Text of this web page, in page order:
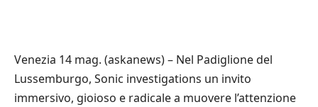
Venezia 14 mag. (askanews) – Nel Padiglione del
Lussemburgo, Sonic investigations un invito
immersivo, gioioso e radicale a muovere l’attenzione